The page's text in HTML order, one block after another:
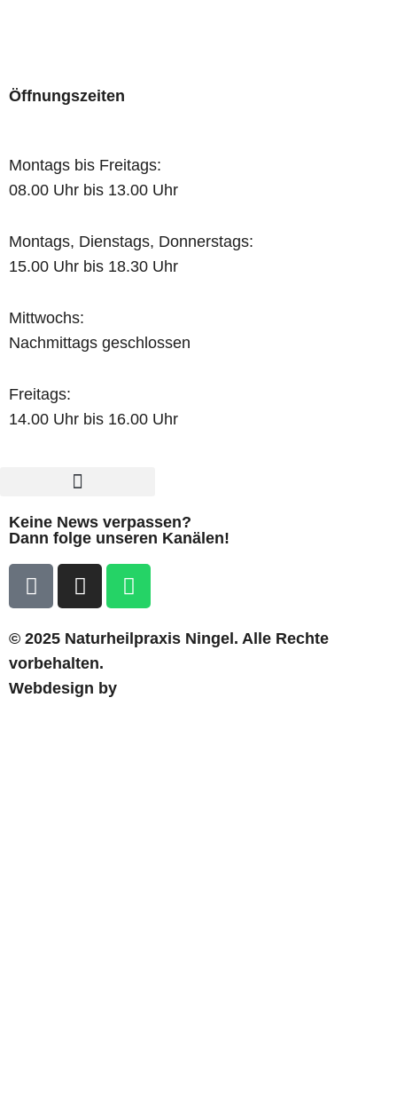
Öffnungszeiten
Montags bis Freitags:
08.00 Uhr bis 13.00 Uhr
Montags, Dienstags, Donnerstags:
15.00 Uhr bis 18.30 Uhr
Mittwochs:
Nachmittags geschlossen
Freitags:
14.00 Uhr bis 16.00 Uhr
Keine News verpassen?
Dann folge unseren Kanälen!
© 2025 Naturheilpraxis Ningel. Alle Rechte
vorbehalten.
Webdesign by